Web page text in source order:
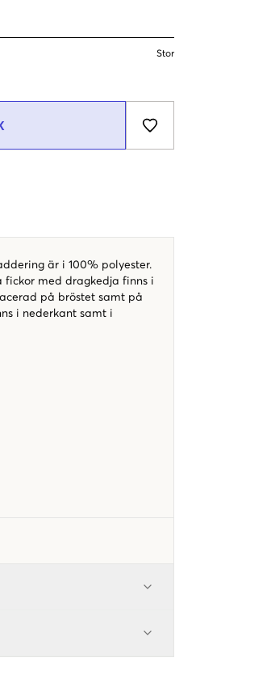
Stor
är i 100% polyester.
fickor med dragkedja finns i
på bröstet samt på
i nederkant samt i